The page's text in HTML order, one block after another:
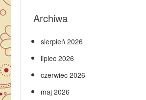
Archiwa
sierpień 2026
lipiec 2026
czerwiec 2026
maj 2026